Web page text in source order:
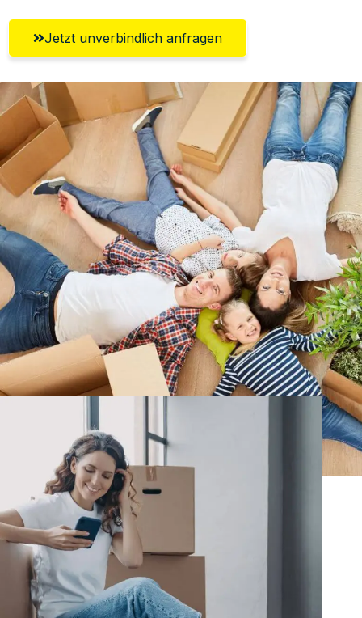
Jetzt unverbindlich anfragen